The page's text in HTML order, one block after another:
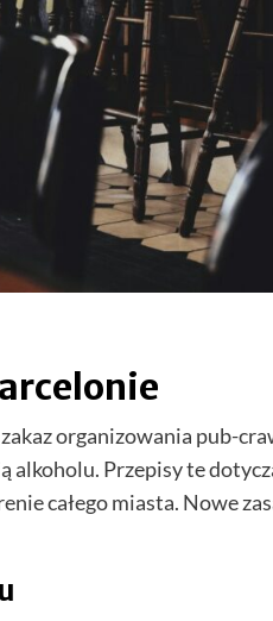
organizowania pub-
alkoholu. Przepisy te
całego miasta. Nowe